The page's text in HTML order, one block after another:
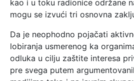
kao i u toku radionice održane
mogu se izvući tri osnovna
Da je neophodno pojačati
lobiranja usmerenog ka
odluka u cilju zaštite interesa
pre svega putem